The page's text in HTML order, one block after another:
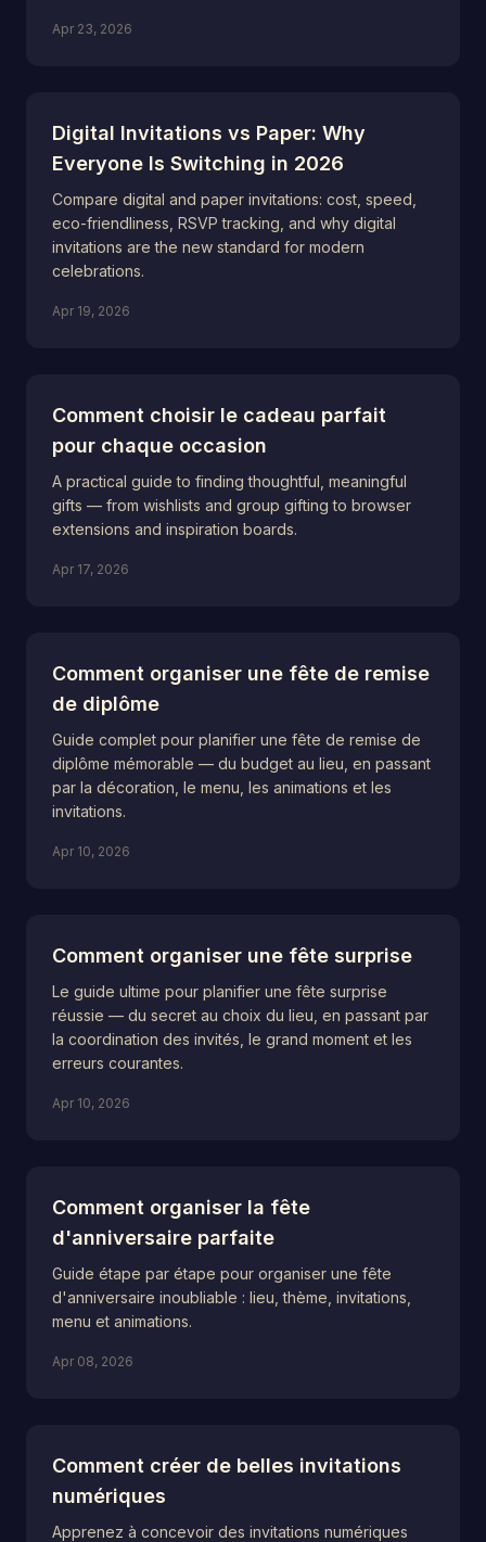
Apr 23, 2026
Digital Invitations vs Paper: Why
Everyone Is Switching in 2026
Compare digital and paper invitations: cost, speed,
eco-friendliness, RSVP tracking, and why digital
invitations are the new standard for modern
celebrations.
Apr 19, 2026
Comment choisir le cadeau parfait
pour chaque occasion
A practical guide to finding thoughtful, meaningful
gifts — from wishlists and group gifting to browser
extensions and inspiration boards.
Apr 17, 2026
Comment organiser une fête de remise
de diplôme
Guide complet pour planifier une fête de remise de
diplôme mémorable — du budget au lieu, en passant
par la décoration, le menu, les animations et les
invitations.
Apr 10, 2026
Comment organiser une fête surprise
Le guide ultime pour planifier une fête surprise
réussie — du secret au choix du lieu, en passant par
la coordination des invités, le grand moment et les
erreurs courantes.
Apr 10, 2026
Comment organiser la fête
d'anniversaire parfaite
Guide étape par étape pour organiser une fête
d'anniversaire inoubliable : lieu, thème, invitations,
menu et animations.
Apr 08, 2026
Comment créer de belles invitations
numériques
Apprenez à concevoir des invitations numériques